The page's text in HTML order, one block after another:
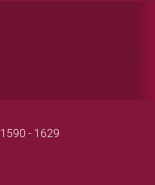
1590 - 1629